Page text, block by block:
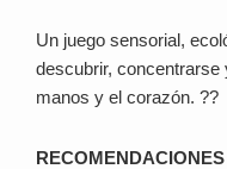
Un juego sensorial,
descubrir, concentrarse
manos y el corazón. ??
RECOMENDACIONES